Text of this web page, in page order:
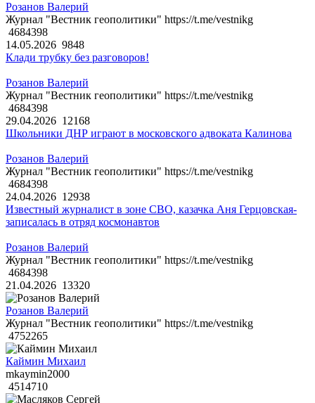
Розанов Валерий
Журнал "Вестник геополитики" https://t.me/vestnikg
4684398
14.05.2026 9848
Клади трубку без разговоров!
Розанов Валерий
Журнал "Вестник геополитики" https://t.me/vestnikg
4684398
29.04.2026 12168
Школьники ДНР играют в московского адвоката Калинова
Розанов Валерий
Журнал "Вестник геополитики" https://t.me/vestnikg
4684398
24.04.2026 12938
Известный журналист в зоне СВО, казачка Аня Герцовская-
записалась в отряд космонавтов
Розанов Валерий
Журнал "Вестник геополитики" https://t.me/vestnikg
4684398
21.04.2026 13320
Розанов Валерий
Журнал "Вестник геополитики" https://t.me/vestnikg
4752265
Каймин Михаил
mkaymin2000
4514710